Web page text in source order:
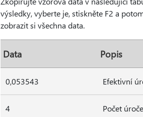
výsledky, vyberte je, stiskněte F2 a
zobrazit si všechna data.
Data Popis
0,053543 Efektivní
4 Počet